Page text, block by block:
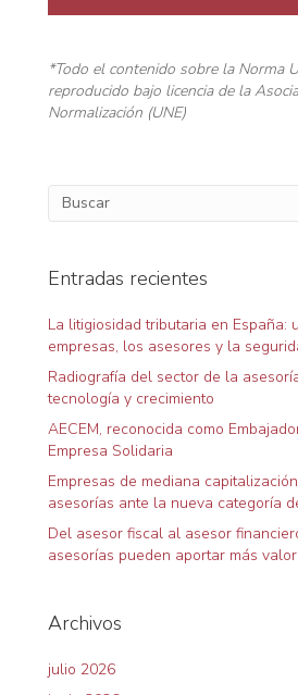
*Todo el contenido sobre la Norma
reproducido bajo licencia de la
Normalización (UNE)
Entradas recientes
La litigiosidad tributaria en España:
empresas, los asesores y la
Radiografía del sector de la
tecnología y crecimiento
AECEM, reconocida como
Empresa Solidaria
Empresas de mediana
asesorías ante la nueva categoría
Del asesor fiscal al asesor
asesorías pueden aportar más
Archivos
julio 2026